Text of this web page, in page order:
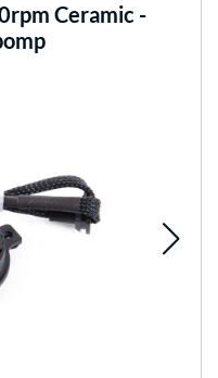
Ceramic -